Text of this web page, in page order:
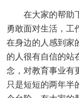
在大家的帮助
勇敢面对生活，工
在身边的人感到家
的人很有自信的站
念，对教育事业有
只是短短的两年半